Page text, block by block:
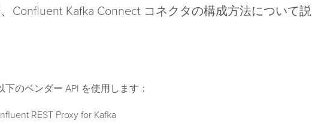
Confluent Kafka Connect コネクタの構成方法について説
下のベンダー API を使用します：
REST Proxy for Kafka